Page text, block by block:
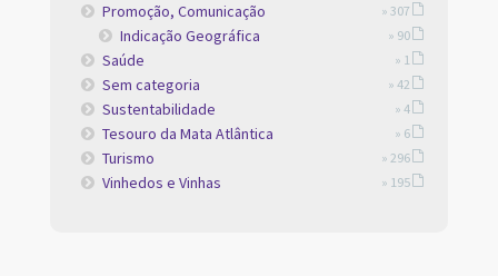
Promoção, Comunicação » 307
Indicação Geográfica » 90
Saúde » 1
Sem categoria » 42
Sustentabilidade » 4
Tesouro da Mata Atlântica » 6
Turismo » 296
Vinhedos e Vinhas » 195